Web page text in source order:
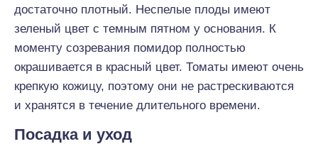
достаточно плотный. Неспелые плоды имеют
зеленый цвет с темным пятном у основания. К
моменту созревания помидор полностью
окрашивается в красный цвет. Томаты имеют очень
крепкую кожицу, поэтому они не растрескиваются
и хранятся в течение длительного времени.
Посадка и уход